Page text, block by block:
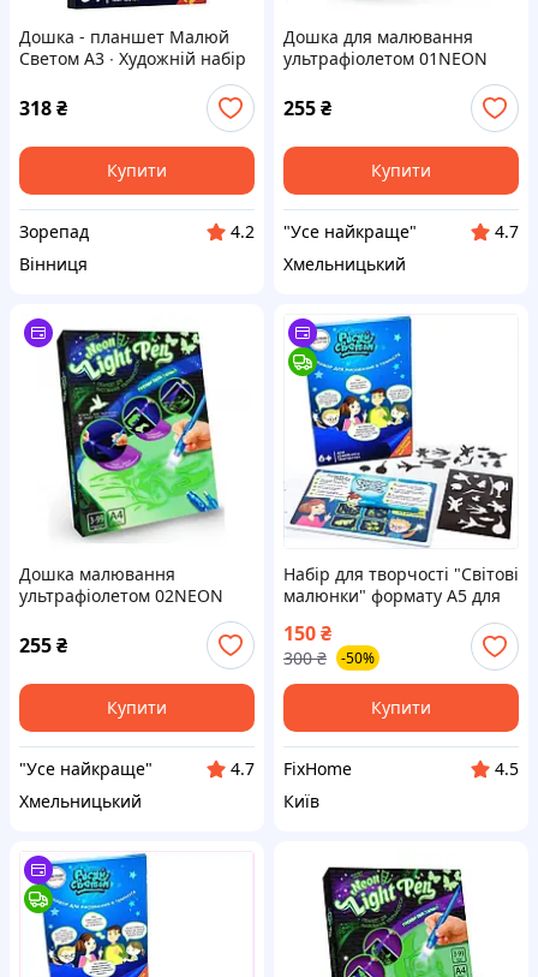
Дошка - планшет Малюй
Светом A3 ∙ Художній набір
створення малюнків, що
світяться в темряві, 33*45
см
318₴
Купити
Зорепад
4.2
Вінниця
Дошка для малювання
ультрафіолетом 01NEON
картинки+трафарет+ручка)
ТМ Danko
255₴
Купити
"Усе найкраще"
4.7
Хмельницький
Дошка малювання
ультрафіолетом 02NEON
картинки+трафарет+ручка)ТМ
Danko Toys
255₴
Купити
"Усе найкраще"
4.7
Хмельницький
Набір для творчості "Світові
малюнки" формату А5 для
унікальних світлових
шедеврів
150₴
300 ₴ -50%
Купити
FixHome
4.5
Київ